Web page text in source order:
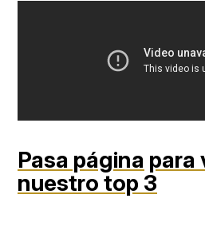
Pasa página para
nuestro top 3